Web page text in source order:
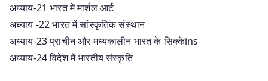
अध्याय-21 भारत में मार्शल आर्ट
अध्याय -22 भारत में सांस्कृतिक संस्थान
अध्याय-23 प्राचीन और मध्यकालीन भारत के सिक्केins
अध्याय-24 विदेश में भारतीय संस्कृति